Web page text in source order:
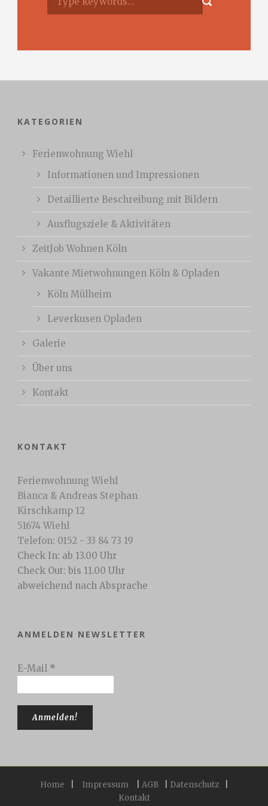
KATEGORIEN
Ferienwohnung Wiehl
Informationen und Impressionen
Detaillierte Beschreibung mit Bildern
Ausflugsziele & Aktivitäten
ZeitJob Wohnen Köln
Vakante Mietwohnungen Köln & Opladen
Köln Mülheim
Leverkusen Opladen
Galerie
Über uns
Kontakt
KONTAKT
Ferienwohnung Wiehl
Bianca & Andreas Stephan
Kirschkamp 12
51674 Wiehl
Telefon: 0152 - 33 84 73 19
Check In: ab 13.00 Uhr
Check Out: bis 11.00 Uhr
abweichend nach Absprache
ANMELDEN NEWSLETTER
E-Mail *
Home Impressum AGB Datenschutz
Kontakt